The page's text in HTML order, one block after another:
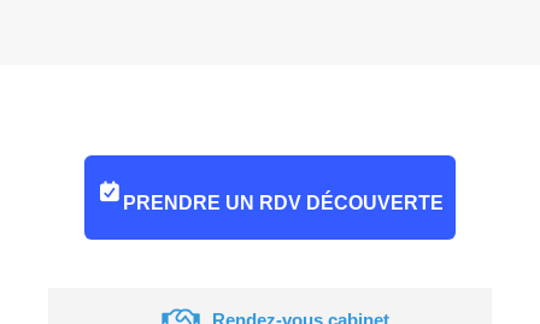
PRENDRE UN RDV DÉCOUVERTE
Rendez-vous cabinet